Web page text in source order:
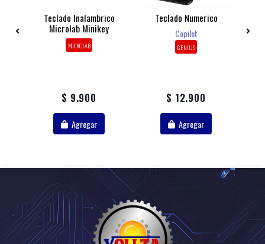
Teclado Inalambrico
Microlab Minikey
MICROLAB
$ 9.900
Agregar
Teclado Numerico
Copilot
GENIUS
$ 12.900
Agregar